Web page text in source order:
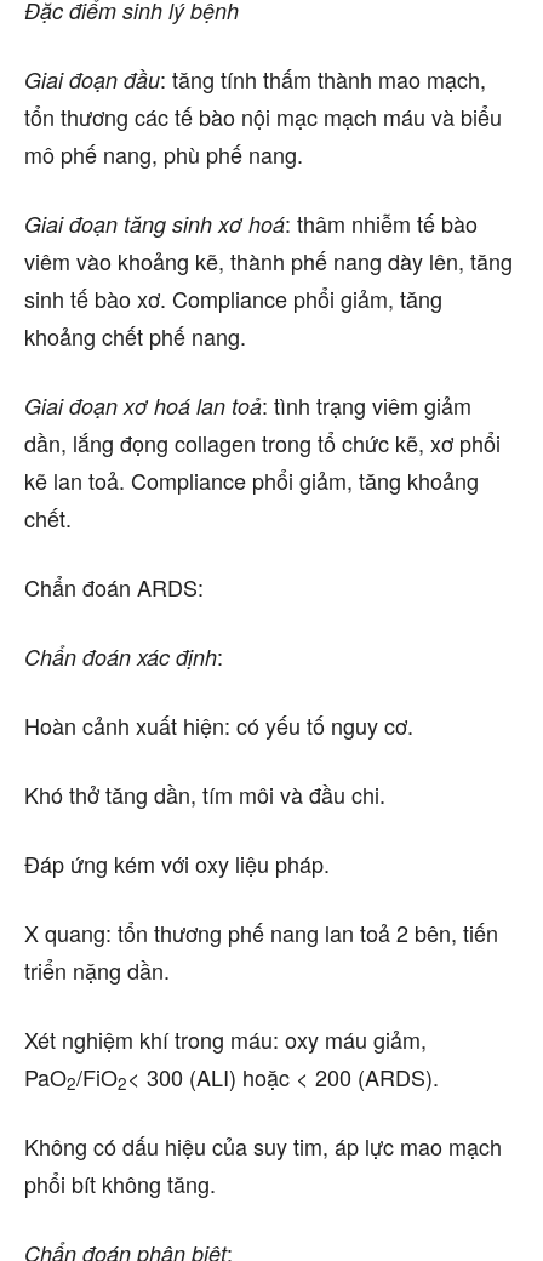
Đặc điểm sinh lý bệnh
Giai đoạn đầu: tăng tính thấm thành mao mạch,
tổn thương các tế bào nội mạc mạch máu và biểu
mô phế nang, phù phế nang.
Giai đoạn tăng sinh xơ hoá: thâm nhiễm tế bào
viêm vào khoảng kẽ, thành phế nang dày lên, tăng
sinh tế bào xơ. Compliance phổi giảm, tăng
khoảng chết phế nang.
Giai đoạn xơ hoá lan toả: tình trạng viêm giảm
dần, lắng đọng collagen trong tổ chức kẽ, xơ phổi
kẽ lan toả. Compliance phổi giảm, tăng khoảng
chết.
Chẩn đoán ARDS:
Chẩn đoán xác định:
Hoàn cảnh xuất hiện: có yếu tố nguy cơ.
Khó thở tăng dần, tím môi và đầu chi.
Đáp ứng kém với oxy liệu pháp.
X quang: tổn thương phế nang lan toả 2 bên, tiến
triển nặng dần.
Xét nghiệm khí trong máu: oxy máu giảm,
PaO2/FiO2< 300 (ALI) hoặc < 200 (ARDS).
Không có dấu hiệu của suy tim, áp lực mao mạch
phổi bít không tăng.
Chẩn đoán phân biệt: